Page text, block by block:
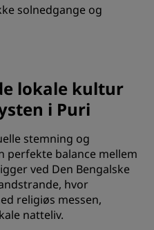
solnedgange og
lokale kultur
i Puri
stemning og
perfekte balance mellem
ved Den Bengalske
hvor
religiøs messen,
natteliv.